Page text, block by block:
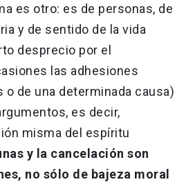
es otro: es de personas, de
y de sentido de la vida
desprecio por el
las adhesiones
de una determinada causa)
es decir,
misma del espíritu
y la cancelación son
no sólo de bajeza moral